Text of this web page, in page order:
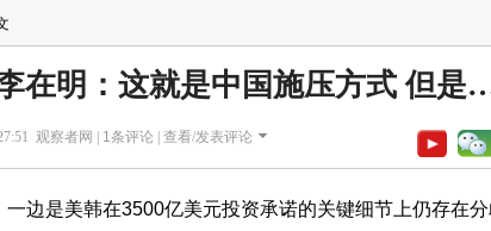
在明：这就是中国施压方式 但是
观察者网 | 1条评论 | 查看/发表评论
一边是美韩在3500亿美元投资承诺的关键细节上仍存在